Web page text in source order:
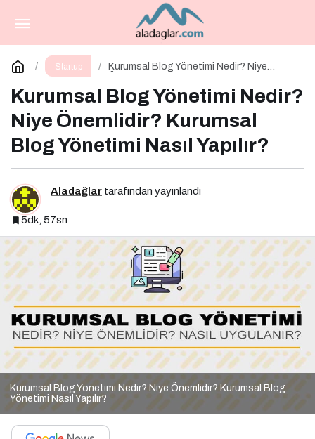
Startup
Kurumsal Blog Yönetimi Nedir? Niye
Yapılır?
Kurumsal Blog Yönetimi Nedir?
Niye Önemlidir? Kurumsal
Blog Yönetimi Nasıl Yapılır?
Aladağlar tarafından yayınlandı
5dk, 57sn
Kurumsal Blog Yönetimi Nedir? Niye Önemlidir? Kurumsal Blog
Yönetimi Nasıl Yapılır?
İçerik Üretimi Nedir? Niye Önemlidir? İçerik
Üretimi Nasıl Yapılır?
Yorum Yap